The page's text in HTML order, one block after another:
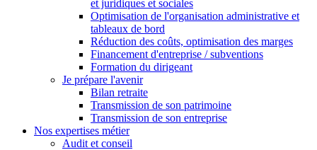
et juridiques et sociales
Optimisation de l'organisation administrative et
tableaux de bord
Réduction des coûts, optimisation des marges
Financement d'entreprise / subventions
Formation du dirigeant
Je prépare l'avenir
Bilan retraite
Transmission de son patrimoine
Transmission de son entreprise
Nos expertises métier
Audit et conseil